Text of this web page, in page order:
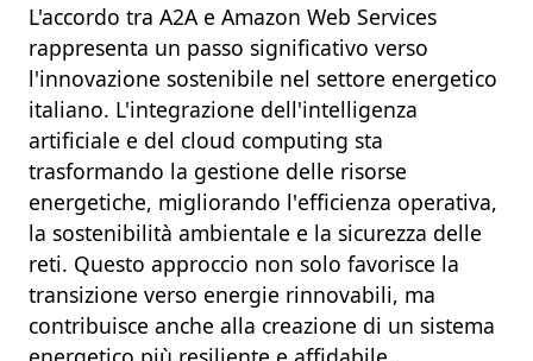
L'accordo tra A2A e Amazon Web Services
rappresenta un passo significativo verso
l'innovazione sostenibile nel settore energetico
italiano. L'integrazione dell'intelligenza
artificiale e del cloud computing sta
trasformando la gestione delle risorse
energetiche, migliorando l'efficienza operativa,
la sostenibilità ambientale e la sicurezza delle
reti. Questo approccio non solo favorisce la
transizione verso energie rinnovabili, ma
contribuisce anche alla creazione di un sistema